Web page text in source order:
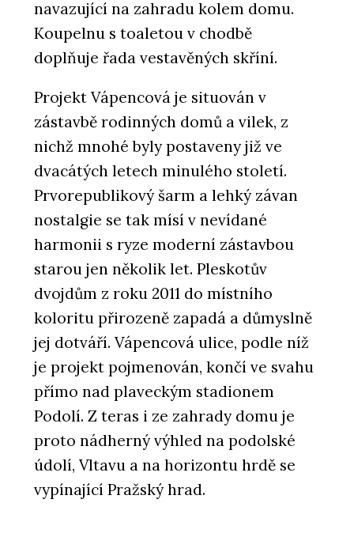
navazující na zahradu kolem domu.
Koupelnu s toaletou v chodbě
doplňuje řada vestavěných skříní.
Projekt Vápencová je situován v
zástavbě rodinných domů a vilek, z
nichž mnohé byly postaveny již ve
dvacátých letech minulého století.
Prvorepublikový šarm a lehký závan
nostalgie se tak mísí v nevídané
harmonii s ryze moderní zástavbou
starou jen několik let. Pleskotův
dvojdům z roku 2011 do místního
koloritu přirozeně zapadá a důmyslně
jej dotváří. Vápencová ulice, podle níž
je projekt pojmenován, končí ve svahu
přímo nad plaveckým stadionem
Podolí. Z teras i ze zahrady domu je
proto nádherný výhled na podolské
údolí, Vltavu a na horizontu hrdě se
vypínající Pražský hrad.